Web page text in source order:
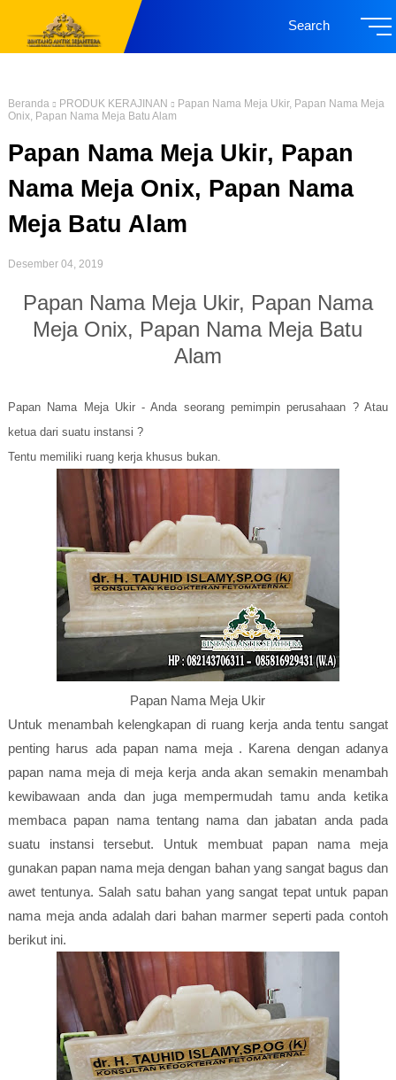
Search
Beranda PRODUK KERAJINAN
Papan Nama Meja Ukir, Papan Nama Meja
Onix, Papan Nama Meja Batu Alam
Papan Nama Meja Ukir, Papan
Nama Meja Onix, Papan Nama
Meja Batu Alam
Desember 04, 2019
Papan Nama Meja Ukir, Papan Nama
Meja Onix, Papan Nama Meja Batu
Alam
Papan Nama Meja Ukir - Anda seorang pemimpin perusahaan ? Atau
ketua dari suatu instansi ?
Tentu memiliki ruang kerja khusus bukan.
Papan Nama Meja Ukir
Untuk menambah kelengkapan di ruang kerja anda tentu sangat
penting harus ada papan nama meja . Karena dengan adanya
papan nama meja di meja kerja anda akan semakin menambah
kewibawaan anda dan juga mempermudah tamu anda ketika
membaca papan nama tentang nama dan jabatan anda pada
suatu instansi tersebut. Untuk membuat papan nama meja
gunakan papan nama meja dengan bahan yang sangat bagus dan
awet tentunya. Salah satu bahan yang sangat tepat untuk papan
nama meja anda adalah dari bahan marmer seperti pada contoh
berikut ini.